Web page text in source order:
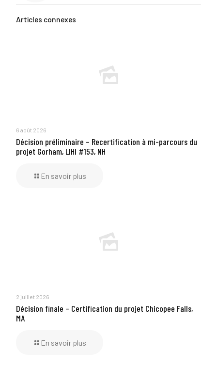
Articles connexes
6 août 2026
Décision préliminaire – Recertification à mi-parcours du
projet Gorham, LIHI #153, NH
En savoir plus
2 juillet 2026
Décision finale – Certification du projet Chicopee Falls,
MA
En savoir plus